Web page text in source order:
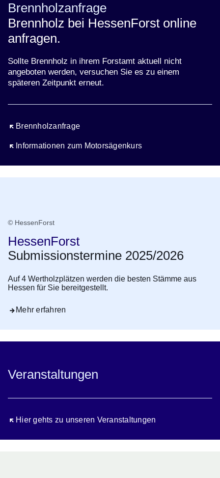
Brennholzanfrage
Brennholz bei HessenForst online
anfragen.
Sollte Brennholz in ihrem Forstamt aktuell nicht
angeboten werden, versuchen Sie es zu einem
späteren Zeitpunkt erneut.
Brennholzanfrage
Öffnet sich in einem neuen Fenster
Informationen zum Motorsägenkurs
Öffnet sich in einem neuen Fenster
© HessenForst
HessenForst
Submissionstermine 2025/2026
Auf 4 Wertholzplätzen werden die besten Stämme aus
Hessen für Sie bereitgestellt.
Mehr erfahren
Veranstaltungen
Hier gehts zu unseren Veranstaltungen
Öffnet sich in einem neuen Fenster